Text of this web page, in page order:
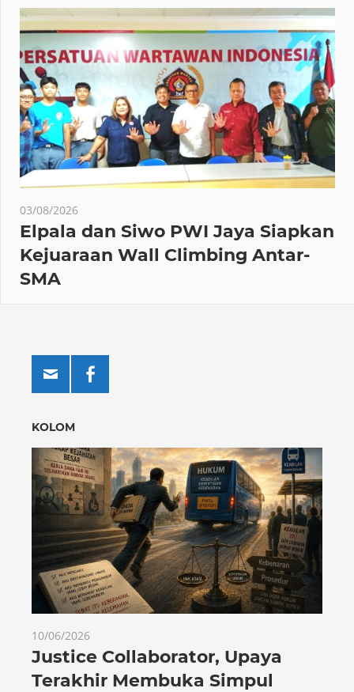
03/08/2026
Elpala dan Siwo PWI Jaya Siapkan
Kejuaraan Wall Climbing Antar-
SMA
KOLOM
10/06/2026
Justice Collaborator, Upaya
Terakhir Membuka Simpul